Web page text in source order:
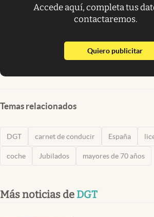
Accede aquí, completa tus
contactaremos.
Quiero publicitar
Temas relacionados
DGT carnet de conducir España
coche Jubilados mayores de 70 años
Más noticias de DGT